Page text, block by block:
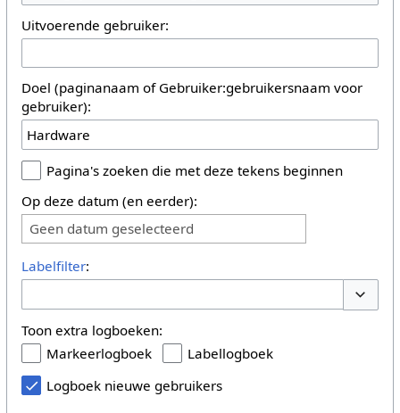
Uitvoerende gebruiker:
Doel (paginanaam of Gebruiker:gebruikersnaam voor
gebruiker):
Pagina's zoeken die met deze tekens beginnen
Op deze datum (en eerder):
Geen datum geselecteerd
Labelfilter:
Toon extra logboeken:
Markeerlogboek
Labellogboek
Logboek nieuwe gebruikers